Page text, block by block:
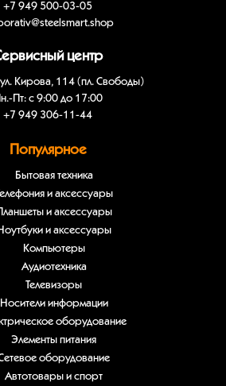
+7 949 500-03-05
центр
ул. Кирова, 114 (пл. Свободы)
Пт: с 9:00 до 17:00
+7 949 306-11-44
Популярное
Бытовая техника
и аксессуары
и аксессуары
и аксессуары
Компьютеры
Аудиотехника
Телевизоры
Носители информации
оборудование
Элементы питания
оборудование
Автотовары и спорт